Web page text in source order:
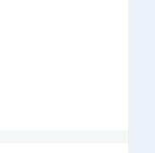
道堆